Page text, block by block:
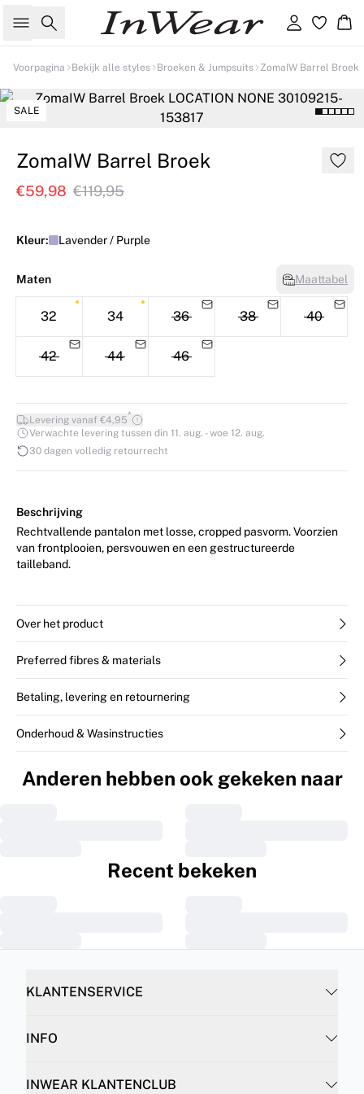
Zoeken Inloggen
Voorpagina Bekijk alle styles Broeken & Jumpsuits ZomaIW Barrel Broek
SALE
ZomaIW Barrel Broek
€59,98 €119,95
Kleur: Lavender / Purple
Maten Maattabel
32 34 36 38 40
42 44 46
Levering vanaf €4,95*
Verwachte levering tussen din 11. aug. - woe 12. aug.
30 dagen volledig retourrecht
Beschrijving
Rechtvallende pantalon met losse, cropped pasvorm. Voorzien
van frontplooien, persvouwen en een gestructureerde
tailleband.
Over het product
Preferred fibres & materials
Betaling, levering en retournering
Onderhoud & Wasinstructies
Anderen hebben ook gekeken naar
Recent bekeken
KLANTENSERVICE
INFO
INWEAR KLANTENCLUB